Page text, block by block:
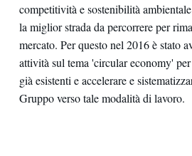
competitività e sostenibilità
la miglior strada da percorrere per
mercato. Per questo nel 2016 è stato
attività sul tema 'circular economy'
già esistenti e accelerare e
Gruppo verso tale modalità di lavoro.